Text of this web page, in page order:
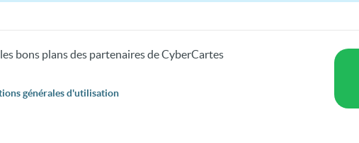
bons plans des partenaires de CyberCartes
générales d'utilisation